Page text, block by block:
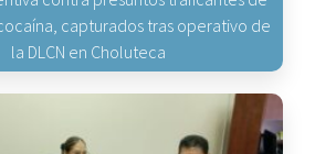
capturados tras operativo de
la DLCN en Choluteca